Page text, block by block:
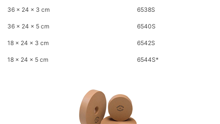
36 x 24 x 3 cm
36 x 24 x 5 cm
18 x 24 x 3 cm
18 x 24 x 5 cm
6538S
6540S
6542S
6544S*